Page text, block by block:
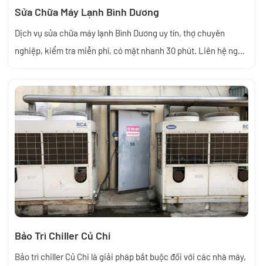
Sửa Chữa Máy Lạnh Bình Dương
Dịch vụ sửa chữa máy lạnh Bình Dương uy tín, thợ chuyên
nghiệp, kiểm tra miễn phí, có mặt nhanh 30 phút. Liên hệ ngay
Bảo Trì Chiller Củ Chi
Bảo trì chiller Củ Chi là giải pháp bắt buộc đối với các nhà máy,